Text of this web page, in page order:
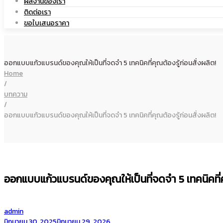
เซรามิค
ติดต่อเรา
ขอใบเสนอราคา
ออกแบบแก้วแบรนด์ของคุณให้เป็นที่จดจำ 5 เทคนิคที่คุณต้องรู้ก่อนสั่งผลิต!
Home
/
บทความ
/
ออกแบบแก้วแบรนด์ของคุณให้เป็นที่จดจำ 5 เทคนิคที่คุณต้องรู้ก่อนสั่งผลิต!
ออกแบบแก้วแบรนด์ของคุณให้เป็นที่จดจำ 5 เทคนิ
by
admin